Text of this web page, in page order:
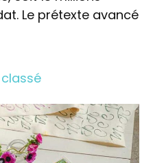
Le prétexte avancé